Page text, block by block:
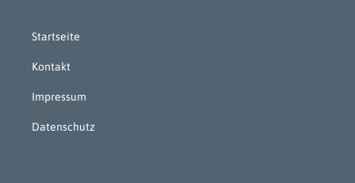
Startseite
Kontakt
Impressum
Datenschutz